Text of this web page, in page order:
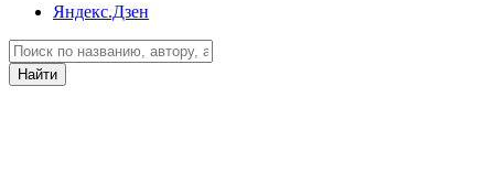
Яндекс.Дзен
Найти